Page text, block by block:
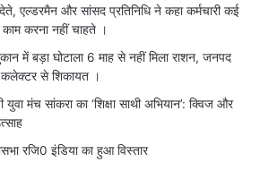
एल्डरमैन और सांसद प्रतिनिधि ने कहा कर्मचारी कई
करना नहीं चाहते ।
में बड़ा घोटाला 6 माह से नहीं मिला राशन, जनपद
कलेक्टर से शिकायत ।
युवा मंच सांकरा का ‘शिक्षा साथी अभियान’: क्विज और
रजि0 इंडिया का हुआ विस्तार